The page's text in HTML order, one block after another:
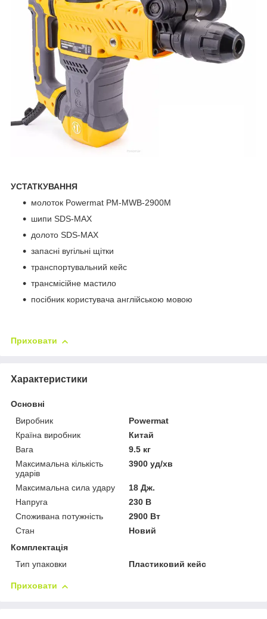
УСТАТКУВАННЯ
молоток Powermat PM-MWB-2900M
шипи SDS-MAX
долото SDS-MAX
запасні вугільні щітки
транспортувальний кейс
трансмісійне мастило
посібник користувача англійською мовою
Приховати
Характеристики
Основні
Виробник
Powermat
Країна виробник
Китай
Вага
9.5 кг
Максимальна кількість
ударів
3900 уд/хв
Максимальна сила удару
18 Дж.
Напруга
230 В
Споживана потужність
2900 Вт
Стан
Новий
Комплектація
Тип упаковки
Пластиковий кейс
Приховати